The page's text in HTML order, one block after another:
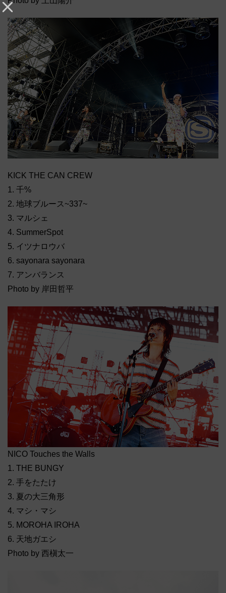
KICK THE CAN CREW
1. 千%
2. 地球ブルース~337~
3. マルシェ
4. SummerSpot
5. イツナロウバ
6. sayonara sayonara
7. アンバランス
Photo by 岸田哲平
NICO Touches the Walls
1. THE BUNGY
2. 手をたたけ
3. 夏の大三角形
4. マシ・マシ
5. MOROHA IROHA
6. 天地ガエシ
Photo by 西槇太一